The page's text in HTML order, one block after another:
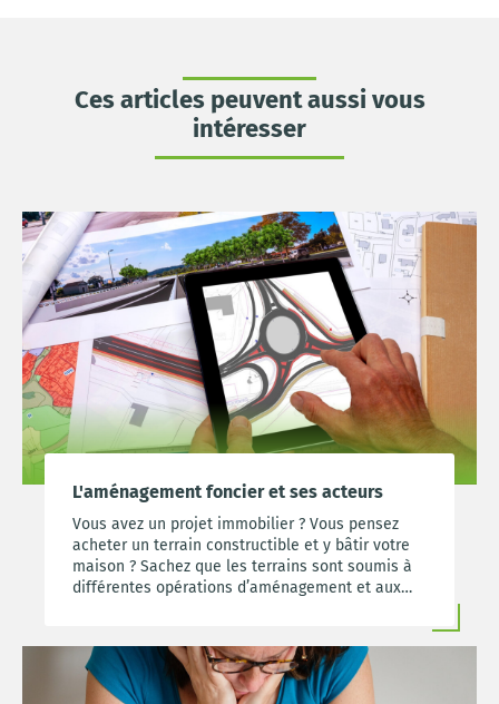
Ces articles peuvent aussi vous
intéresser
L'aménagement foncier et ses acteurs
Vous avez un projet immobilier ? Vous pensez
acheter un terrain constructible et y bâtir votre
maison ? Sachez que les terrains sont soumis à
différentes opérations d’aménagement et aux
l’aménagement foncier. À qui devez-vous vous
adresser pour être renseigné sur l’aménagement
foncier ? Qui en sont les acteurs ? Foncim répond